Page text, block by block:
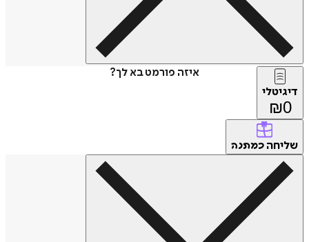
איזה פורמט בא לך?
דיגיטלי
₪0
שליחה כמתנה